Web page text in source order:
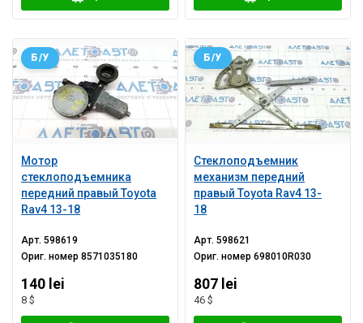
Мотор
стеклоподъемника
передний правый Toyota
Rav4 13-18
Б/У
Арт.598619
Ориг. номер8571035180
140 lei
8 $
Стеклоподъемник
механизм передний
правый Toyota Rav4 13-
18
Б/У
Арт.598621
Ориг. номер698010R030
807 lei
46 $